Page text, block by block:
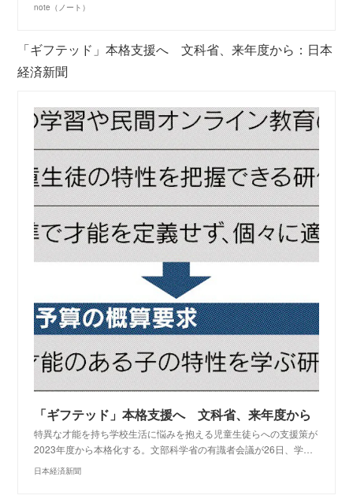
note（ノート）
「ギフテッド」本格支援へ 文科省、来年度から：日本
経済新聞
「ギフテッド」本格支援へ 文科省、来年度から
特異な才能を持ち学校生活に悩みを抱える児童生徒らへの支援策が
2023年度から本格化する。文部科学省の有識者会議が26日、学…
日本経済新聞